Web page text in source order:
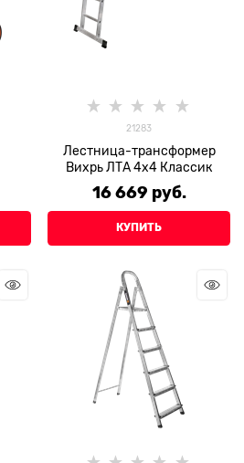
21283
Лестница-трансформер
Вихрь ЛТА 4х4 Классик
16 669 руб.
КУПИТЬ